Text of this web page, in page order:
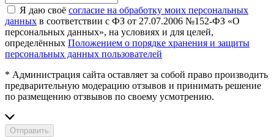
Я даю своё согласие на обработку моих персональных
данных в соответствии с ФЗ от 27.07.2006 №152-ФЗ «О
персональных данных», на условиях и для целей,
определённых Положением о порядке хранения и защиты
персональных данных пользователей
* Администрация сайта оставляет за собой право производить
предварительную модерацию отзывов и принимать решение
по размещению отзвывов по своему усмотрению.
Отправить